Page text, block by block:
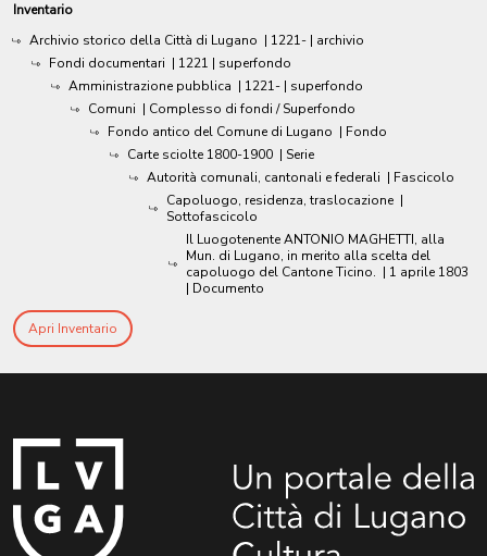
Inventario
Archivio storico della Città di Lugano | 1221- | archivio
Fondi documentari | 1221 | superfondo
Amministrazione pubblica | 1221- | superfondo
Comuni | Complesso di fondi / Superfondo
Fondo antico del Comune di Lugano | Fondo
Carte sciolte 1800-1900 | Serie
Autorità comunali, cantonali e federali | Fascicolo
Capoluogo, residenza, traslocazione |
Sottofascicolo
Il Luogotenente ANTONIO MAGHETTI, alla
Mun. di Lugano, in merito alla scelta del
capoluogo del Cantone Ticino. | 1 aprile 1803
| Documento
Apri Inventario